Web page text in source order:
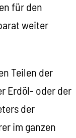
für den
weiter
Teilen der
Erdöl- oder der
der
im ganzen